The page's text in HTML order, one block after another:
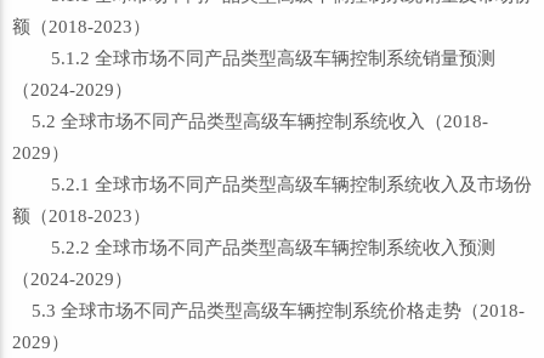
额（2018-2023）
5.1.2 全球市场不同产品类型高级车辆控制系统销量预测
（2024-2029）
5.2 全球市场不同产品类型高级车辆控制系统收入（2018-
2029）
5.2.1 全球市场不同产品类型高级车辆控制系统收入及市场份
额（2018-2023）
5.2.2 全球市场不同产品类型高级车辆控制系统收入预测
（2024-2029）
5.3 全球市场不同产品类型高级车辆控制系统价格走势（2018-
2029）